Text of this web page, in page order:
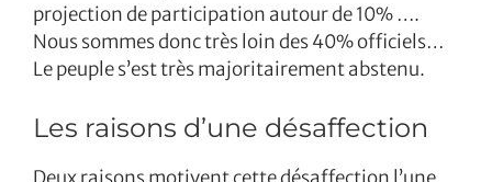
projection de participation autour de 10% ….
Nous sommes donc très loin des 40% officiels…
Le peuple s’est très majoritairement abstenu.
Les raisons d’une désaffection